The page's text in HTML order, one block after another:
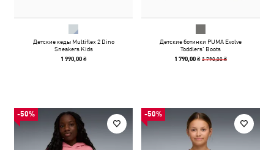
Детские кеды Multiflex 2 Dino
Sneakers Kids
1 990,00 ₴
Детские ботинки PUMA Evolve
Toddlers' Boots
1 790,00 ₴3 790,00 ₴
-50% -50%